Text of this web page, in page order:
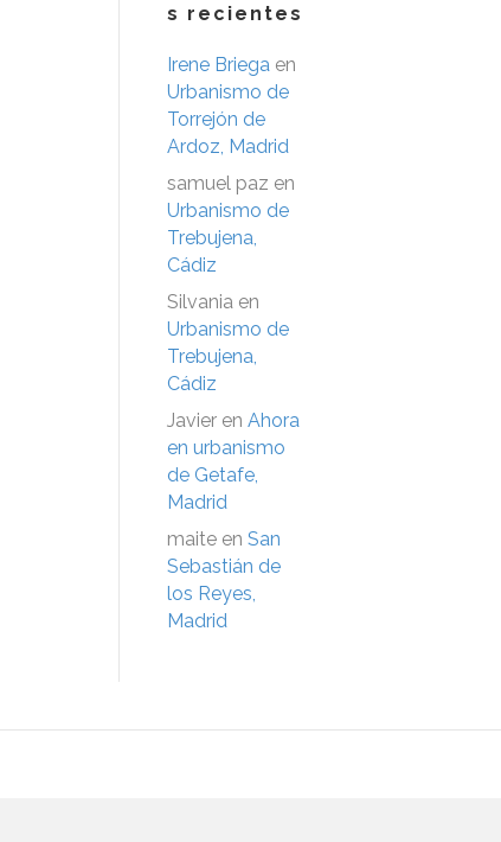
s recientes
Irene Briega en
Urbanismo de
Torrejón de
Ardoz, Madrid
samuel paz en
Urbanismo de
Trebujena,
Cádiz
Silvania en
Urbanismo de
Trebujena,
Cádiz
Javier en Ahora
en urbanismo
de Getafe,
Madrid
maite en San
Sebastián de
los Reyes,
Madrid